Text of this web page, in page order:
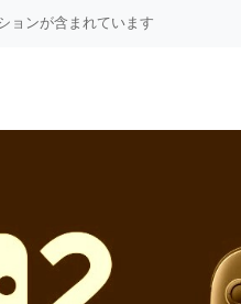
ョンが含まれています